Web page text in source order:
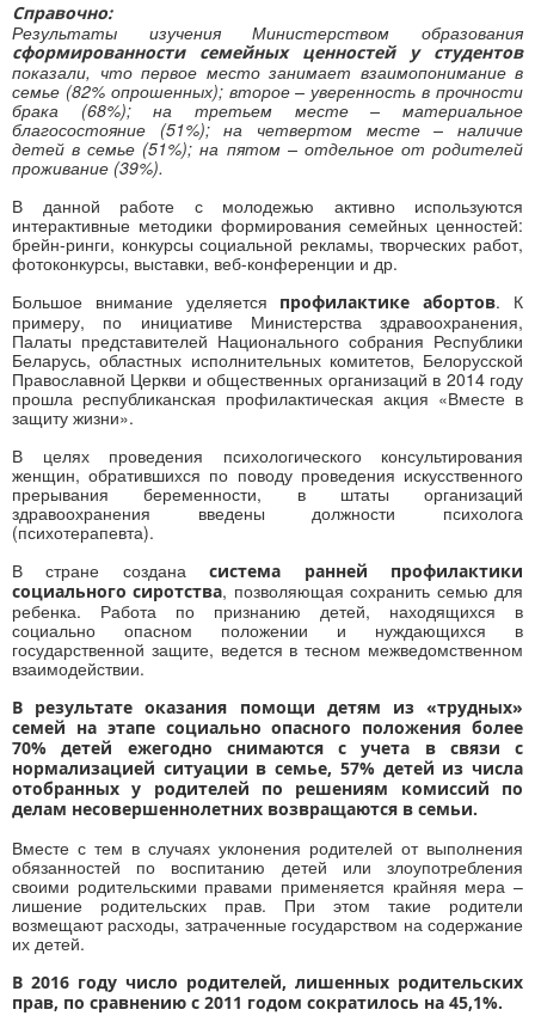
Справочно:
Результаты изучения Министерством образования
сформированности семейных ценностей у студентов
показали, что первое место занимает взаимопонимание в
семье (82% опрошенных); второе – уверенность в прочности
брака (68%); на третьем месте – материальное
благосостояние (51%); на четвертом месте – наличие
детей в семье (51%); на пятом – отдельное от родителей
проживание (39%).
В данной работе с молодежью активно используются
интерактивные методики формирования семейных ценностей:
брейн-ринги, конкурсы социальной рекламы, творческих работ,
фотоконкурсы, выставки, веб-конференции и др.
Большое внимание уделяется профилактике абортов. К
примеру, по инициативе Министерства здравоохранения,
Палаты представителей Национального собрания Республики
Беларусь, областных исполнительных комитетов, Белорусской
Православной Церкви и общественных организаций в 2014 году
прошла республиканская профилактическая акция «Вместе в
защиту жизни».
В целях проведения психологического консультирования
женщин, обратившихся по поводу проведения искусственного
прерывания беременности, в штаты организаций
здравоохранения введены должности психолога
(психотерапевта).
В стране созданасистема ранней
профилактики
социального сиротства, позволяющая сохранить семью для
ребенка. Работа по признанию детей, находящихся в
социально опасном положении и нуждающихся в
государственной защите, ведется в тесном межведомственном
взаимодействии.
В результате оказания помощи детям из «трудных»
семей на этапе социально опасного положения более
70% детей ежегодно снимаются с учета в связи с
нормализацией ситуации в семье, 57% детей из числа
отобранных у родителей по решениям комиссий по
делам несовершеннолетних возвращаются в семьи.
Вместе с тем в случаях уклонения родителей от выполнения
обязанностей по воспитанию детей или злоупотребления
своими родительскими правами применяется крайняя мера –
лишение родительских прав. При этом такие родители
возмещают расходы, затраченные государством на содержание
их детей.
В 2016 году число родителей, лишенных родительских
прав, по сравнению с 2011 годом сократилось на 45,1%.